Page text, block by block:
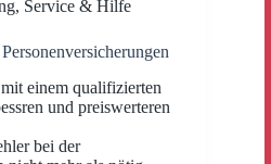
, Service & Hilfe
einem qualifizierten
und preiswerteren
bei der